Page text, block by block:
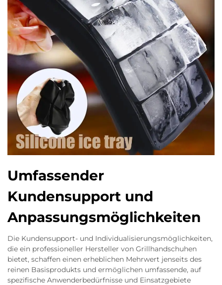
Umfassender
Kundensupport und
Anpassungsmöglichkeiten
Die Kundensupport- und Individualisierungsmöglichkeiten,
die ein professioneller Hersteller von Grillhandschuhen
bietet, schaffen einen erheblichen Mehrwert jenseits des
reinen Basisprodukts und ermöglichen umfassende, auf
spezifische Anwenderbedürfnisse und Einsatzgebiete